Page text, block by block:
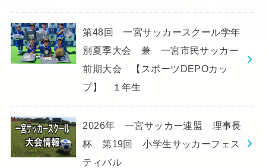
第48回 一宮サッカースクール学年
別夏季大会 兼 一宮市民サッカー
前期大会 【スポーツDEPOカッ
プ】 １年生
2026年 一宮サッカー連盟 理事長
杯 第19回 小学生サッカーフェス
ティバル